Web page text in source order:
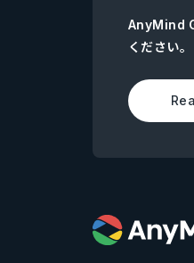
AnyMind
ください。